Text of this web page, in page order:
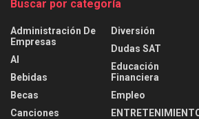
Buscar por categoría
Administración De
Empresas
AI
Bebidas
Becas
Canciones
Diversión
Dudas SAT
Educación
Financiera
Empleo